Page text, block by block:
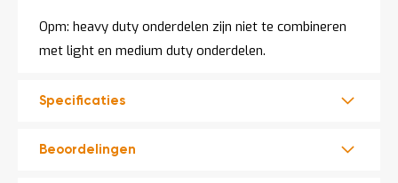
Opm: heavy duty onderdelen zijn niet te combineren
met light en medium duty onderdelen.
Specificaties
Beoordelingen